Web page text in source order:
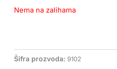
Nema na zalihama
Šifra prozvoda:9102